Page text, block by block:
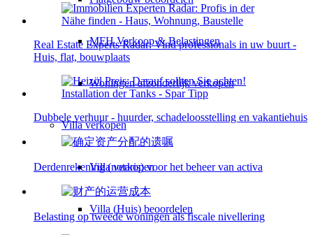
MFH Verkoop & Belastingen
Woningen afzonderlijk verkopen
Villaverkopen
Villa verkopen
Villa (Huis) beoordelen
Real Estate Experts Radar: Vind professionals in uw buurt -
Huis, flat, bouwplaats
Dubbele verhuur - huurder, schadeloosstelling en vakantiehuis
Derdenrekening (notaris) voor het beheer van activa
Belasting op tweede woningen als fiscale nivellering